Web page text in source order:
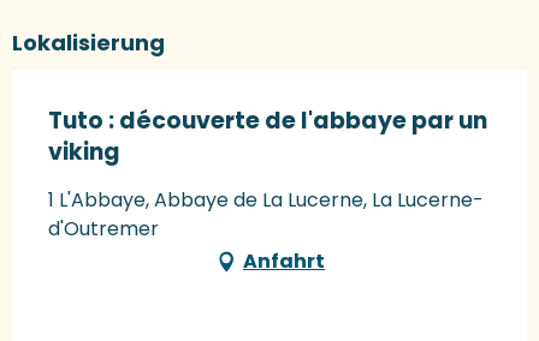
Lokalisierung
Tuto : découverte de l'abbaye par un
viking
1 L'Abbaye, Abbaye de La Lucerne, La Lucerne-
d'Outremer
Anfahrt